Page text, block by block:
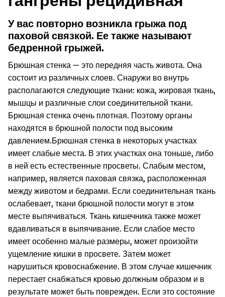
У вас повторно возникла грыжа под
паховой связкой. Ее также называют
бедренной грыжей.
Брюшная стенка — это передняя часть живота. Она
состоит из различных слоев. Снаружи во внутрь
располагаются следующие ткани: кожа, жировая ткань,
мышцы и различные слои соединительной ткани.
Брюшная стенка очень плотная. Поэтому органы
находятся в брюшной полости под высоким
давлением.Брюшная стенка в некоторых участках
имеет слабые места. В этих участках она тоньше, либо
в ней есть естественные просветы. Слабым местом,
например, является паховая связка, расположенная
между животом и бедрами. Если соединительная ткань
ослабевает, ткани брюшной полости могут в этом
месте выпячиваться. Ткань кишечника также может
вдавливаться в выпячивание. Если слабое место
имеет особенно малые размеры, может произойти
ущемление кишки в просвете. Затем может
нарушиться кровоснабжение. В этом случае кишечник
перестает снабжаться кровью должным образом и в
результате может быть поврежден. Если это состояние